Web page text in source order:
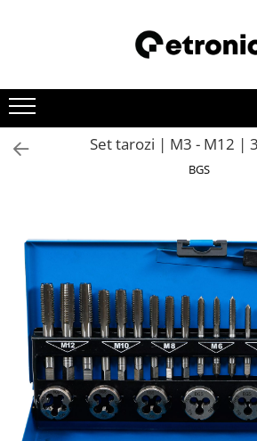
Set tarozi | M3 - M12 |
BGS